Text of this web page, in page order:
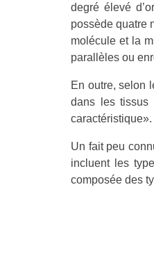
degré élevé
possède quatre
molécule et la
parallèles ou
En outre, selon
dans les tissus
Un fait peu
incluent les
composée des